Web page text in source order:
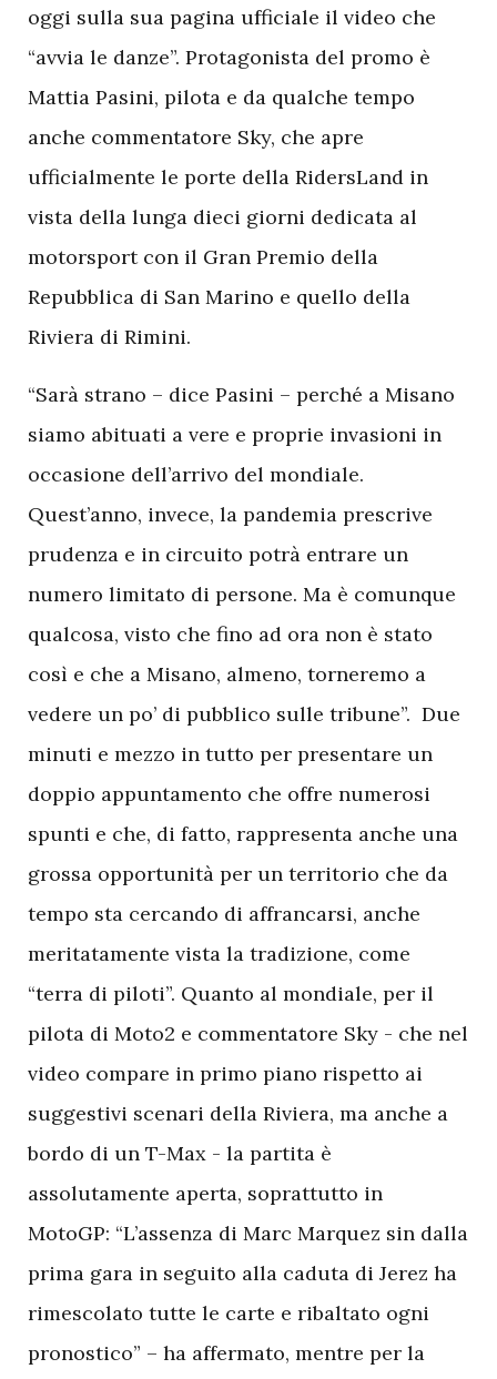
oggi sulla sua pagina ufficiale il video che
“avvia le danze”. Protagonista del promo è
Mattia Pasini, pilota e da qualche tempo
anche commentatore Sky, che apre
ufficialmente le porte della RidersLand in
vista della lunga dieci giorni dedicata al
motorsport con il Gran Premio della
Repubblica di San Marino e quello della
Riviera di Rimini.
“Sarà strano – dice Pasini – perché a Misano
siamo abituati a vere e proprie invasioni in
occasione dell’arrivo del mondiale.
Quest’anno, invece, la pandemia prescrive
prudenza e in circuito potrà entrare un
numero limitato di persone. Ma è comunque
qualcosa, visto che fino ad ora non è stato
così e che a Misano, almeno, torneremo a
vedere un po’ di pubblico sulle tribune”. Due
minuti e mezzo in tutto per presentare un
doppio appuntamento che offre numerosi
spunti e che, di fatto, rappresenta anche una
grossa opportunità per un territorio che da
tempo sta cercando di affrancarsi, anche
meritatamente vista la tradizione, come
“terra di piloti”. Quanto al mondiale, per il
pilota di Moto2 e commentatore Sky - che nel
video compare in primo piano rispetto ai
suggestivi scenari della Riviera, ma anche a
bordo di un T-Max - la partita è
assolutamente aperta, soprattutto in
MotoGP: “L’assenza di Marc Marquez sin dalla
prima gara in seguito alla caduta di Jerez ha
rimescolato tutte le carte e ribaltato ogni
pronostico” – ha affermato, mentre per la